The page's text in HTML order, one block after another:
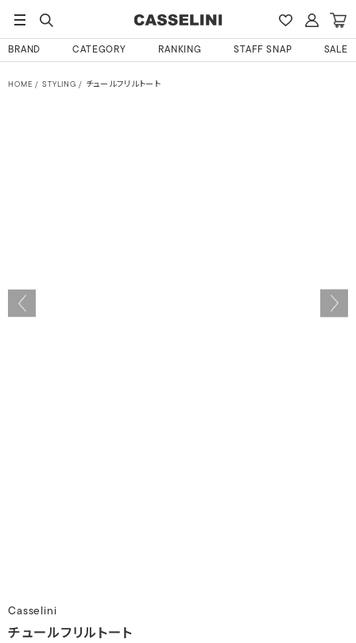
BRAND CATEGORY RANKING STAFF SNAP SALE
HOME STYLING チュールフリルトート
Casselini
チュールフリルトート